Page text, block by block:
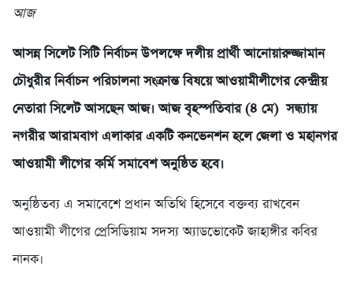
আজ
আসন্ন সিলেট সিটি নির্বাচন উপলক্ষে দলীয় প্রার্থী আনোয়ারুজ্জামান
চৌধুরীর নির্বাচন পরিচালনা সংক্রান্ত বিষয়ে আওয়ামীলীগের কেন্দ্রীয়
নেতারা সিলেট আসছেন আজ। আজ বৃহস্পতিবার (৪ মে) সন্ধ্যায়
নগরীর আরামবাগ এলাকার একটি কনভেনশন হলে জেলা ও মহানগর
আওয়ামী লীগের কর্মি সমাবেশ অনুষ্ঠিত হবে।
অনুষ্ঠিতব্য এ সমাবেশে প্রধান অতিথি হিসেবে বক্তব্য রাখবেন
আওয়ামী লীগের প্রেসিডিয়াম সদস্য অ্যাডভোকেট জাহাঙ্গীর কবির
নানক।